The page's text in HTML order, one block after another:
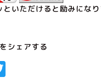
いただけると励みにな
シェアする